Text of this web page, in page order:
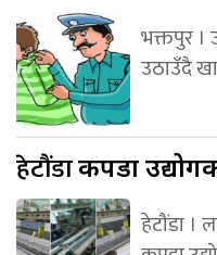
भक्तपुर ।
उठाउँदै
हेटौंडाकपडा
हेटौंडा ।